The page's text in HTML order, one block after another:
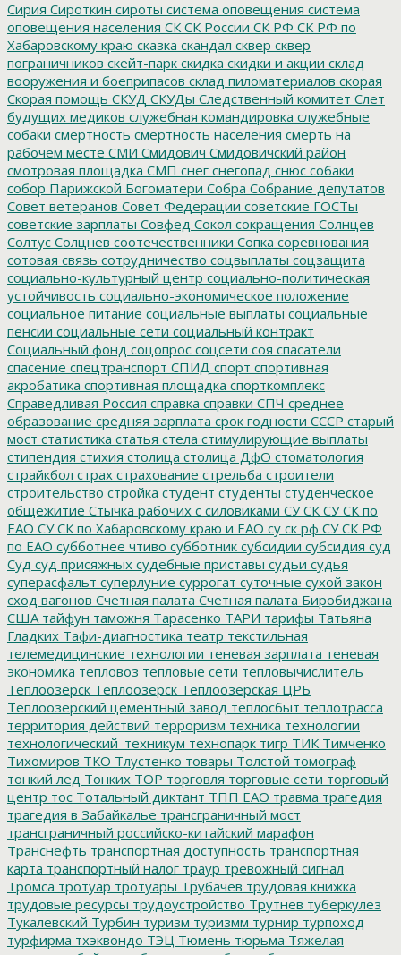
Сирия Сироткин сироты система оповещения система
оповещения населения СК СК России СК РФ СК РФ по
Хабаровскому краю сказка скандал сквер сквер
пограничников скейт-парк скидка скидки и акции склад
вооружения и боеприпасов склад пиломатериалов скорая
Скорая помощь СКУД СКУДы Следственный комитет Слет
будущих медиков служебная командировка служебные
собаки смертность смертность населения смерть на
рабочем месте СМИ Смидович Смидовичский район
смотровая площадка СМП снег снегопад снюс собаки
собор Парижской Богоматери Собра Собрание депутатов
Совет ветеранов Совет Федерации советские ГОСТы
советские зарплаты Совфед Сокол сокращения Солнцев
Солтус Солцнев соотечественники Сопка соревнования
сотовая связь сотрудничество соцвыплаты соцзащита
социально-культурный центр социально-политическая
устойчивость социально-экономическое положение
социальное питание социальные выплаты социальные
пенсии социальные сети социальный контракт
Социальный фонд соцопрос соцсети соя спасатели
спасение спецтранспорт СПИД спорт спортивная
акробатика спортивная площадка спорткомплекс
Справедливая Россия справка справки СПЧ среднее
образование средняя зарплата срок годности СССР старый
мост статистика статья стела стимулирующие выплаты
стипендия стихия столица столица ДфО стоматология
страйкбол страх страхование стрельба строители
строительство стройка студент студенты студенческое
общежитие Стычка рабочих с силовиками СУ СК СУ СК по
ЕАО СУ СК по Хабаровскому краю и ЕАО су ск рф СУ СК РФ
по ЕАО субботнее чтиво субботник субсидии субсидия суд
Суд суд присяжных судебные приставы судьи судья
суперасфальт суперлуние суррогат суточные сухой закон
сход вагонов Счетная палата Счетная палата Биробиджана
США тайфун таможня Тарасенко ТАРИ тарифы Татьяна
Гладких Тафи-диагностика театр текстильная
телемедицинские технологии теневая зарплата теневая
экономика тепловоз тепловые сети тепловычислитель
Теплоозёрск Теплоозерск Теплоозёрская ЦРБ
Теплоозерский цементный завод теплосбыт теплотрасса
территория действий терроризм техника технологии
технологический_техникум технопарк тигр ТИК Тимченко
Тихомиров ТКО Тлустенко товары Толстой томограф
тонкий лед Тонких ТОР торговля торговые сети торговый
центр тос Тотальный диктант ТПП ЕАО травма трагедия
трагедия в Забайкалье трансграничный мост
трансграничный российско-китайский марафон
Транснефть транспортная доступность транспортная
карта транспортный налог траур тревожный сигнал
Тромса тротуар тротуары Трубачев трудовая книжка
трудовые ресурсы трудоустройство Трутнев туберкулез
Тукалевский Турбин туризм туризмм турнир турпоход
турфирма тхэквондо ТЭЦ Тюмень тюрьма Тяжелая